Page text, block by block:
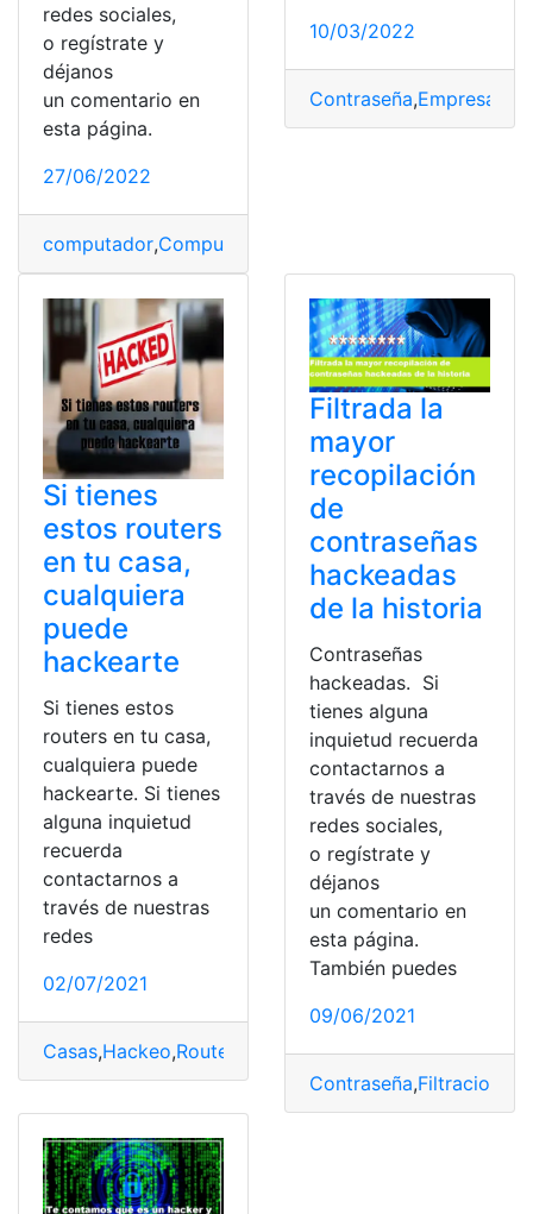
redes sociales,
o regístrate y
déjanos
un comentario en
esta página.
27/06/2022
computador,Computadora
10/03/2022
Contraseña,Empresa
Si tienes
estos routers
en tu casa,
cualquiera
puede
hackearte
Si tienes estos
routers en tu casa,
cualquiera puede
hackearte. Si tienes
alguna inquietud
recuerda
contactarnos a
través de nuestras
redes
02/07/2021
Casas,Hackeo,Router Vulnerabilidad
Filtrada la
mayor
recopilación
de
contraseñas
hackeadas
de la historia
Contraseñas
hackeadas. Si
tienes alguna
inquietud recuerda
contactarnos a
través de nuestras
redes sociales,
o regístrate y
déjanos
un comentario en
esta página.
También puedes
09/06/2021
Contraseña,Filtraciones